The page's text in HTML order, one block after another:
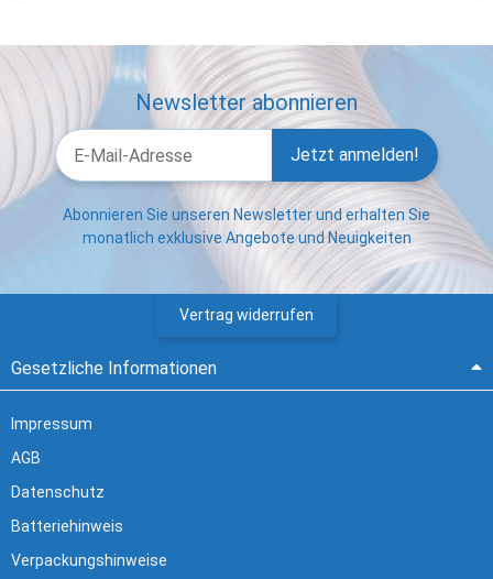
Newsletter abonnieren
Jetzt anmelden!
Abonnieren Sie unseren Newsletter und erhalten Sie
monatlich exklusive Angebote und Neuigkeiten
Vertrag widerrufen
Gesetzliche Informationen
Impressum
AGB
Datenschutz
Batteriehinweis
Verpackungshinweise